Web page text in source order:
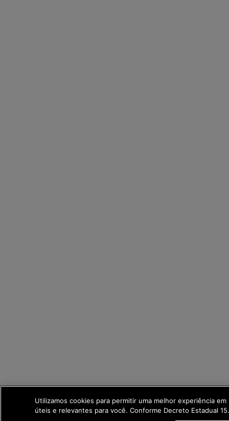
Utilizamos cookies para permitir uma melhor experiência
úteis e relevantes para você. Conforme Decreto Estadual